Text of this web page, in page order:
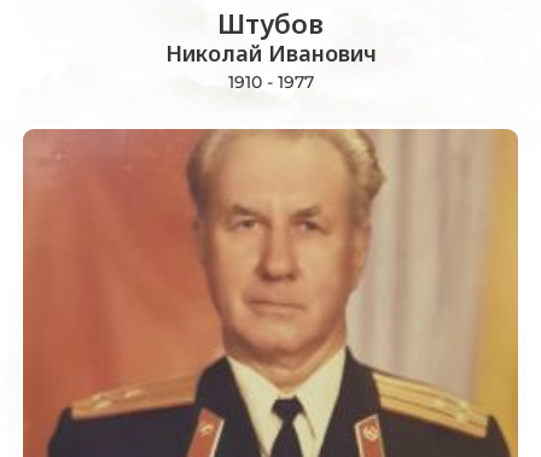
Штубов
Николай Иванович
1910 - 1977